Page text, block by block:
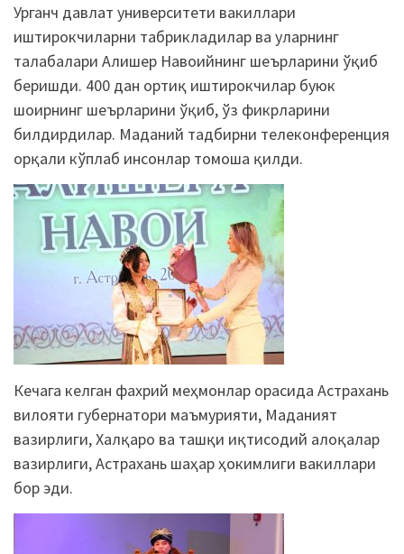
Урганч давлат университети вакиллари
иштирокчиларни табрикладилар ва уларнинг
талабалари Алишер Навоийнинг шеърларини ўқиб
беришди. 400 дан ортиқ иштирокчилар буюк
шоирнинг шеърларини ўқиб, ўз фикрларини
билдирдилар. Маданий тадбирни телеконференция
орқали кўплаб инсонлар томоша қилди.
Кечага келган фахрий меҳмонлар орасида Астрахань
вилояти губернатори маъмурияти, Маданият
вазирлиги, Халқаро ва ташқи иқтисодий алоқалар
вазирлиги, Астрахань шаҳар ҳокимлиги вакиллари
бор эди.